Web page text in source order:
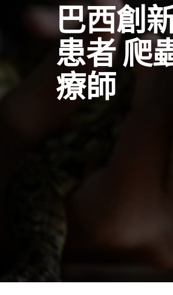
巴西創
患者 爬
療師